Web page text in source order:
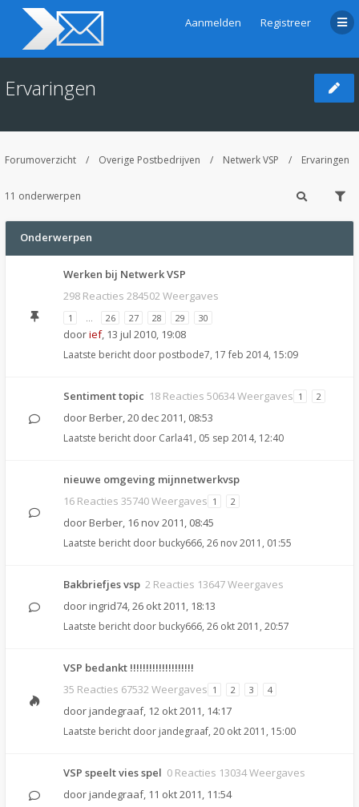
Aanmelden Registreer
Ervaringen
Forumoverzicht Overige Postbedrijven Netwerk VSP Ervaringen
11 onderwerpen
Onderwerpen
Werken bij Netwerk VSP
298 Reacties 284502 Weergaves
1 … 26 27 28 29 30
doorief, 13 jul 2010, 19:08
Laatste bericht door postbode7, 17 feb 2014, 15:09
Sentiment topic 18 Reacties 50634 Weergaves 1 2
door Berber,20 dec 2011, 08:53
Laatste bericht door Carla41 , 05 sep 2014, 12:40
nieuwe omgeving mijnnetwerkvsp
16 Reacties 35740 Weergaves 1 2
door Berber, 16 nov 2011, 08:45
Laatste bericht door bucky666, 26 nov 2011, 01:55
Bakbriefjes vsp 2 Reacties 13647 Weergaves
door ingrid74,26 okt 2011, 18:13
Laatste bericht door bucky666, 26 okt 2011, 20:57
VSP bedankt !!!!!!!!!!!!!!!!!!!!
35 Reacties 67532 Weergaves 1 2 3 4
door jandegraaf, 12 okt 2011, 14:17
Laatste bericht door jandegraaf, 20 okt 2011, 15:00
VSP speelt vies spel 0 Reacties 13034 Weergaves
door jandegraaf, 11 okt 2011, 11:54